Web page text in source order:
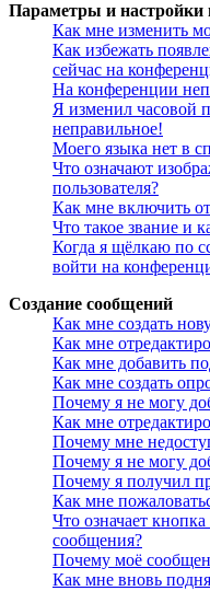
Параметры и настройки
Как мне изменить
Как избежать
сейчас на
На конференции
Я изменил часовой
неправильное!
Моего языка нет в
Что означают
пользователя?
Как мне включить
Что такое звание и
Когда я щёлкаю по
войти на
Создание сообщений
Как мне создать
Как мне
Как мне добавить
Как мне создать
Почему я не могу
Как мне
Почему мне
Почему я не могу
Почему я получил
Как мне
Что означает
сообщения?
Почему моё
Как мне вновь